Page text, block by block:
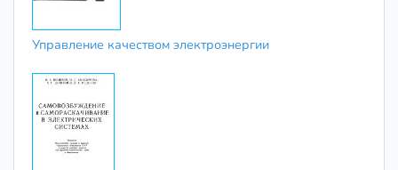
Управление качеством электроэнергии